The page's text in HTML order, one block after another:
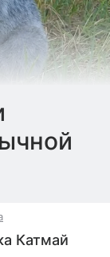
Катмай